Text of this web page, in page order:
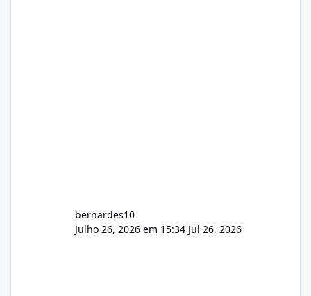
bernardes10
Julho 26, 2026 em 15:34 Jul 26, 2026